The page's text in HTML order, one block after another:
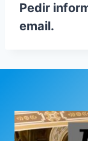
Pedir
email.